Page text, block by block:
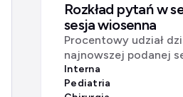
Rozkład pytań w
sesja wiosenna
Procentowy udział
najnowszej podanej
Interna
Pediatria